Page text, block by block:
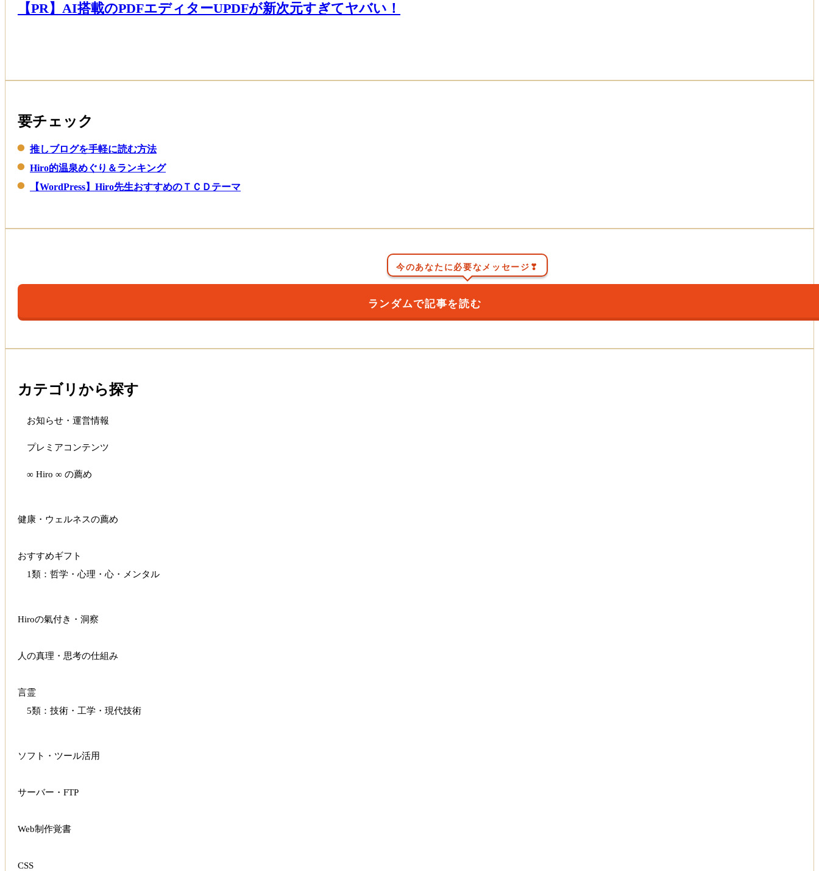
【PR】AI搭載のPDFエディターUPDFが新次元すぎてヤバい！
要チェック
推しブログを手軽に読む方法
Hiro的温泉めぐり＆ランキング
【WordPress】Hiro先生おすすめのＴＣＤテーマ
今のあなたに必要なメッセージ❣
ランダムで記事を読む
カテゴリから探す
お知らせ・運営情報
プレミアコンテンツ
∞ Hiro ∞ の薦め
健康・ウェルネスの薦め
おすすめギフト
1類：哲学・心理・心・メンタル
Hiroの氣付き・洞察
人の真理・思考の仕組み
言霊
5類：技術・工学・現代技術
ソフト・ツール活用
サーバー・FTP
Web制作覚書
CSS